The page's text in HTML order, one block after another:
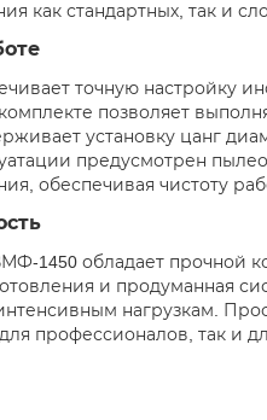
как стандартных, так и
точную настройку
позволяет
установку цанг
предусмотрен
обеспечивая чистоту
1450 обладает прочной
и продуманная
нагрузкам.
профессионалов, так и